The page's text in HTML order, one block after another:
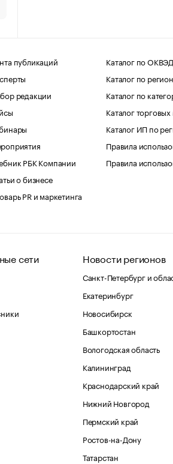
публикаций
редакции
РБК Компании
о бизнесе
PR и маркетинга
Каталог по ОКВЭД
Каталог по
Каталог по
Каталог
Каталог ИП по
Правила
Правила
сети Новости регионов
Санкт-Петербург и
Екатеринбург
Новосибирск
Башкортостан
Вологодская область
Калининград
Краснодарский край
Нижний Новгород
Пермский край
Ростов-на-Дону
Татарстан